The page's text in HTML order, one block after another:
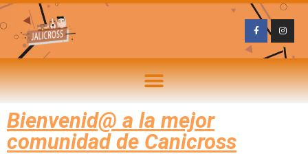
Bienvenid@ a la mejor
comunidad de Canicross